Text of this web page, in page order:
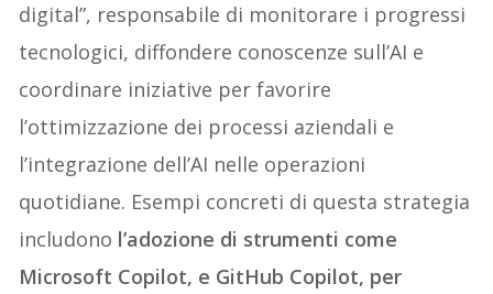
digital”, responsabile di monitorare i progressi
tecnologici, diffondere conoscenze sull’AI e
coordinare iniziative per favorire
l’ottimizzazione dei processi aziendali e
l’integrazione dell’AI nelle operazioni
quotidiane. Esempi concreti di questa strategia
includono l’adozione di strumenti come
Microsoft Copilot, e GitHub Copilot, per